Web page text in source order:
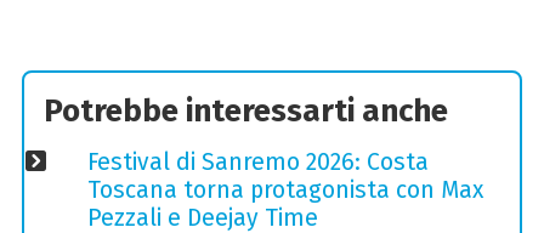
Potrebbe interessarti anche
Festival di Sanremo 2026: Costa
Toscana torna protagonista con Max
Pezzali e Deejay Time